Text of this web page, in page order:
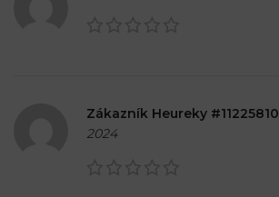
Zákazník Heureky #11225810
2024